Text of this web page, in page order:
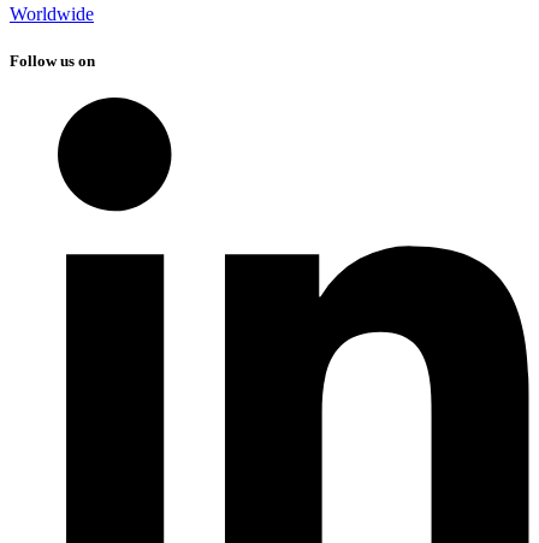
Worldwide
Follow us on